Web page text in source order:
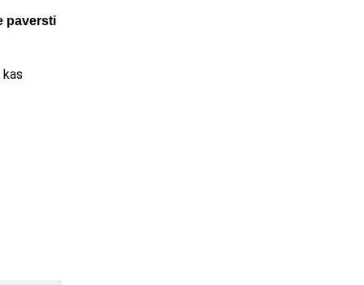
paversti